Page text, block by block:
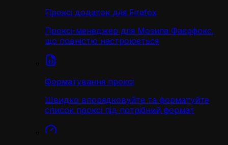
Проксі додаток для Firefox
Проксі-менеджер для Мозила Фаєрфокс,
що повністю настроюється
Форматування проксі
Швидко впорядковуйте та форматуйте
список проксі під потрібний формат